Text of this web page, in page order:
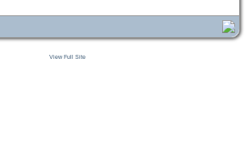
View Full Site